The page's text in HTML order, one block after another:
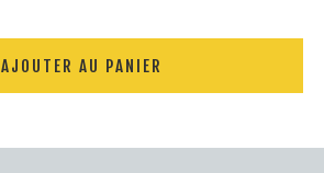
AJOUTER AU PANIER